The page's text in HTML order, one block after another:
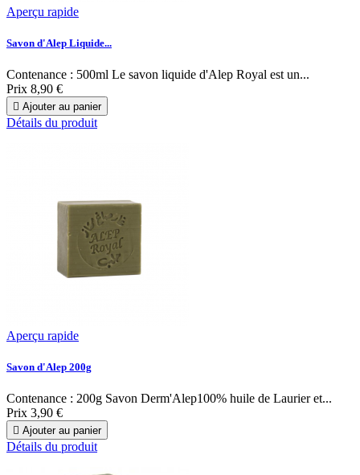
Aperçu rapide
Savon d'Alep Liquide...
Contenance : 500ml Le savon liquide d'Alep Royal est un...
Prix 8,90 €
 Ajouter au panier
Détails du produit
Aperçu rapide
Savon d'Alep 200g
Contenance : 200g Savon Derm'Alep100% huile de Laurier et...
Prix 3,90 €
 Ajouter au panier
Détails du produit